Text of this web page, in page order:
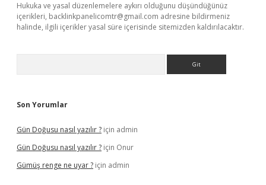
Hukuka ve yasal düzenlemelere aykırı olduğunu düşündüğünüz
içerikleri, backlinkpanelicomtr@gmail.com adresine bildirmeniz
halinde, ilgili içerikler yasal süre içerisinde sitemizden kaldırılacaktır.
Son Yorumlar
Gün Doğusu nasıl yazılır ? için admin
Gün Doğusu nasıl yazılır ? için Onur
Gümüş renge ne uyar ? için admin